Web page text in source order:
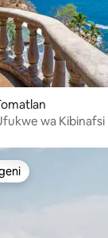
wa Kibinafsi